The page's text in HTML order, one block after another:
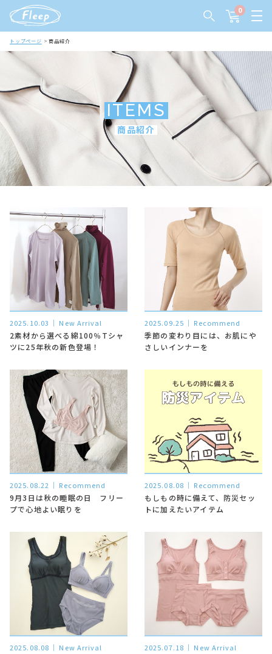
0
トップページ 商品紹介
ITEMS
商品紹介
2025.10.03 New Arrival
2素材から選べる綿100％Tシャ
ツに25年秋の新色登場！
2025.09.25 Recommend
季節の変わり目には、お肌にや
さしいインナーを
2025.08.22 Recommend
9月3日は秋の睡眠の日 フリー
プで心地よい眠りを
2025.08.08 Recommend
もしもの時に備えて、防災セッ
トに加えたいアイテム
2025.08.08 New Arrival 2025.07.18 New Arrival